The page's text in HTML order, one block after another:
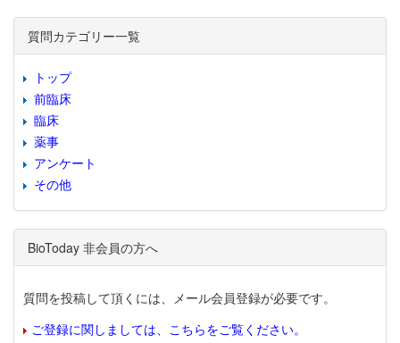
質問カテゴリー一覧
トップ
前臨床
臨床
薬事
アンケート
その他
BioToday 非会員の方へ
質問を投稿して頂くには、メール会員登録が必要です。
ご登録に関しましては、こちらをご覧ください。